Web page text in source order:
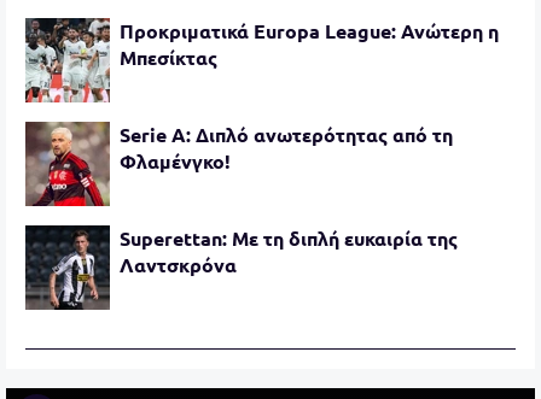
Προκριματικά Europa League: Ανώτερη η
Μπεσίκτας
Serie A: Διπλό ανωτερότητας από τη
Φλαμένγκο!
Superettan: Με τη διπλή ευκαιρία της
Λαντσκρόνα